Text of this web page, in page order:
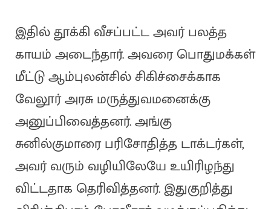
இதில் தூக்கி வீசப்பட்ட அவர் பலத்த
காயம் அடைந்தார். அவரை பொதுமக்கள்
மீட்டு ஆம்புலன்சில் சிகிச்சைக்காக
வேலூர் அரசு மருத்துவமனைக்கு
அனுப்பிவைத்தனர். அங்கு
சுனில்குமாரை பரிசோதித்த டாக்டர்கள்,
அவர் வரும் வழியிலேயே உயிரிழந்து
விட்டதாக தெரிவித்தனர். இதுகுறித்து